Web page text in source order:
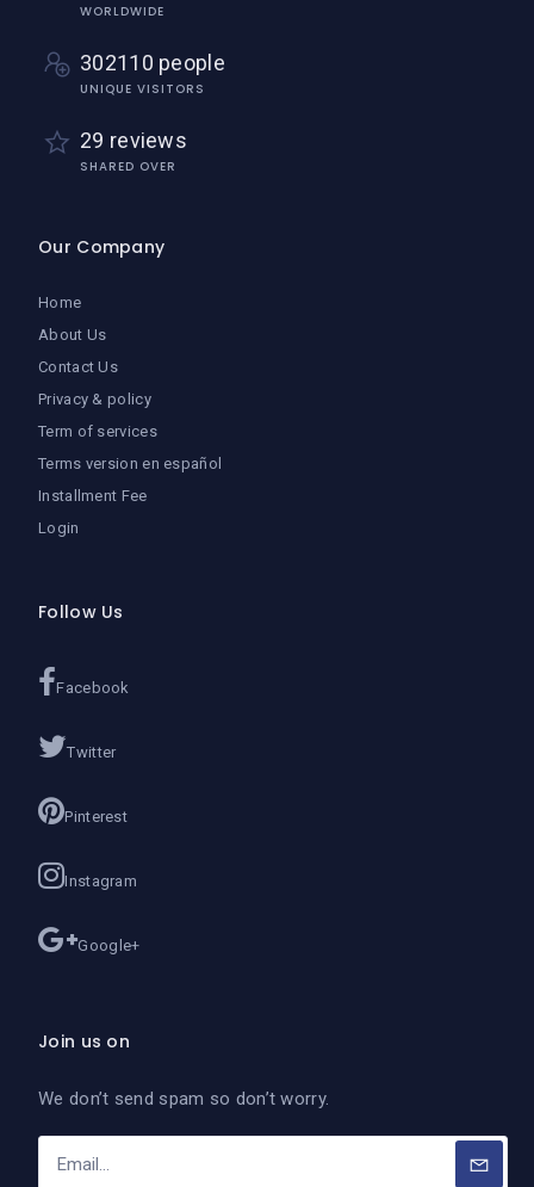
WORLDWIDE
302110 people
UNIQUE VISITORS
29 reviews
SHARED OVER
Our Company
Home
About Us
Contact Us
Privacy & policy
Term of services
Terms version en español
Installment Fee
Login
Follow Us
Facebook
Twitter
Pinterest
Instagram
Google+
Join us on
We don’t send spam so don’t worry.